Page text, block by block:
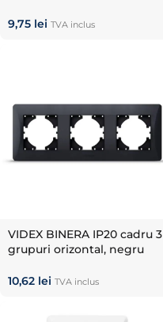
9,75 lei TVA inclus
VIDEX BINERA IP20 cadru 3
grupuri orizontal, negru
10,62 lei TVA inclus